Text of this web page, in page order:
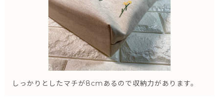
しっかりとしたマチが8cmあるので収納力があります。